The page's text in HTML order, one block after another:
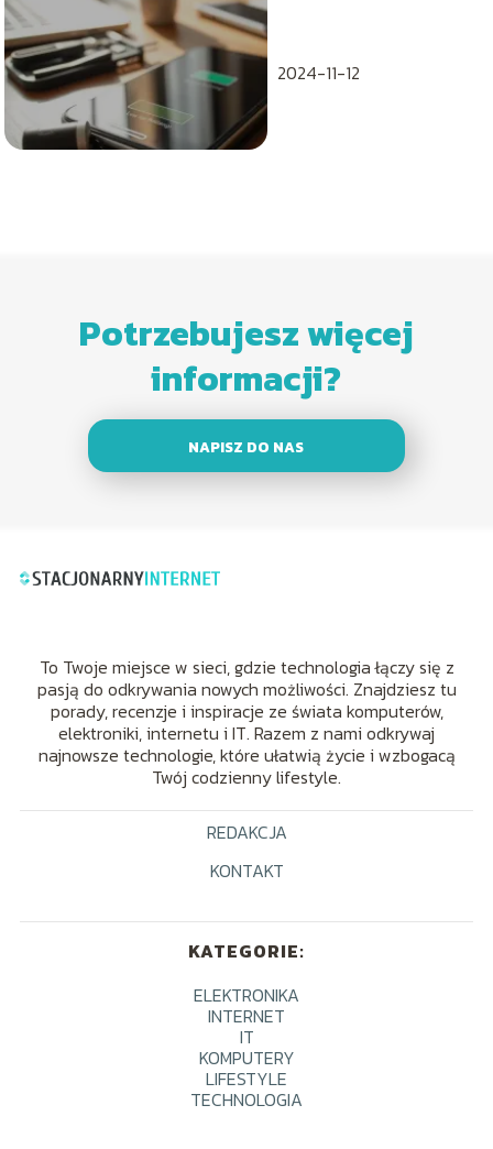
2024-11-12
Potrzebujesz więcej
informacji?
NAPISZ DO NAS
To Twoje miejsce w sieci, gdzie technologia łączy się z
pasją do odkrywania nowych możliwości. Znajdziesz tu
porady, recenzje i inspiracje ze świata komputerów,
elektroniki, internetu i IT. Razem z nami odkrywaj
najnowsze technologie, które ułatwią życie i wzbogacą
Twój codzienny lifestyle.
REDAKCJA
KONTAKT
KATEGORIE:
ELEKTRONIKA
INTERNET
IT
KOMPUTERY
LIFESTYLE
TECHNOLOGIA